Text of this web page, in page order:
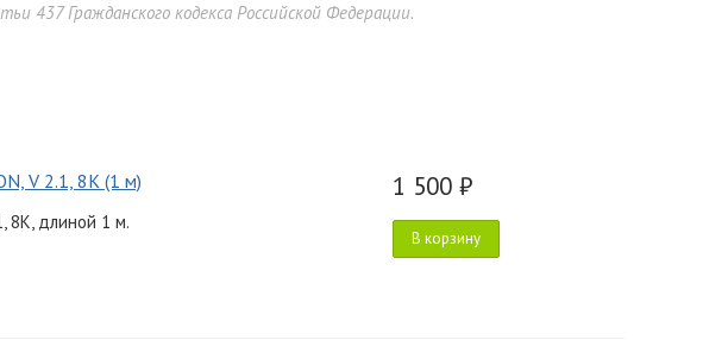
437 Гражданского кодекса Российской Федерации.
V 2.1, 8K (1 м)
8K, длиной 1 м.
1 500 ₽
В корзину